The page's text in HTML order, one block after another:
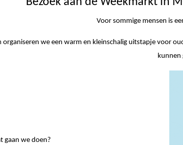
Voor sommige mensen is
organiseren we een warm en kleinschalig uitstapje voor
kunnen
gaan we doen?